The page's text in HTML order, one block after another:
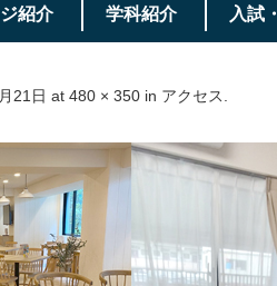
紹介 学科紹介 入試
21日 at 480 × 350 in アクセス